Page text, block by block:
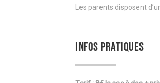
Les parents disposent
INFOS PRATIQUES